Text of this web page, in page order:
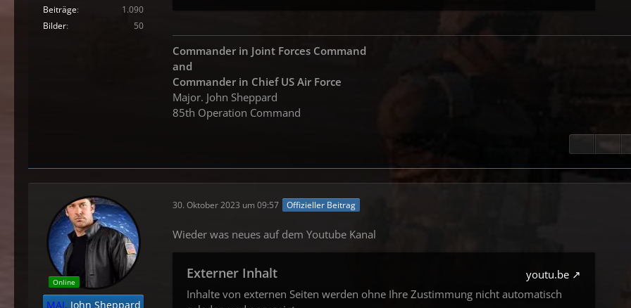
Beiträge
1.090
Bilder
50
Commander in Joint Forces Command
and
Commander in Chief US Air Force
Major. John Sheppard
85th Operation Command
Online
MAJ. John Sheppard
30. Oktober 2023 um 09:57 Offizieller Beitrag
Wieder was neues auf dem Youtube Kanal
Externer Inhalt
youtu.be
Inhalte von externen Seiten werden ohne Ihre Zustimmung nicht automatisch